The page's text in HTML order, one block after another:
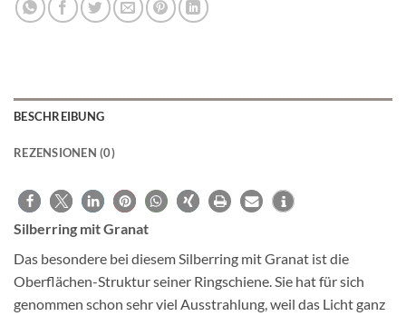
BESCHREIBUNG
REZENSIONEN (0)
Silberring mit Granat
Das besondere bei diesem Silberring mit Granat ist die
Oberflächen-Struktur seiner Ringschiene. Sie hat für sich
genommen schon sehr viel Ausstrahlung, weil das Licht ganz